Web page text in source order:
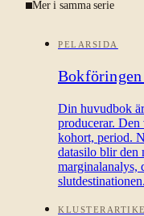
Mer i samma serie
PELARSIDA
Din huvudbok
producerar.
kohort, period.
datasilo blir den
marginalanalys,
slutdestinationen.